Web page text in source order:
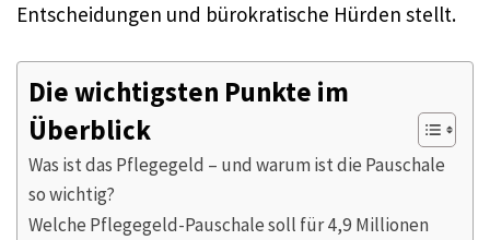
Entscheidungen und bürokratische Hürden stellt.
Die wichtigsten Punkte im
Überblick
Was ist das Pflegegeld – und warum ist die Pauschale
so wichtig?
Welche Pflegegeld-Pauschale soll für 4,9 Millionen